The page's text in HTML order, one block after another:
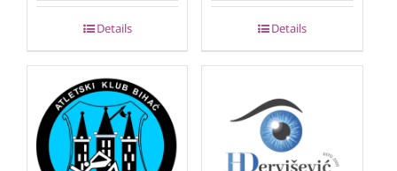
Details Details